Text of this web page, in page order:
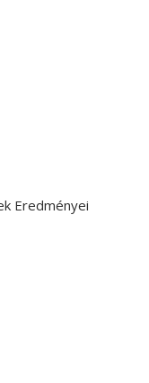
Eredményei